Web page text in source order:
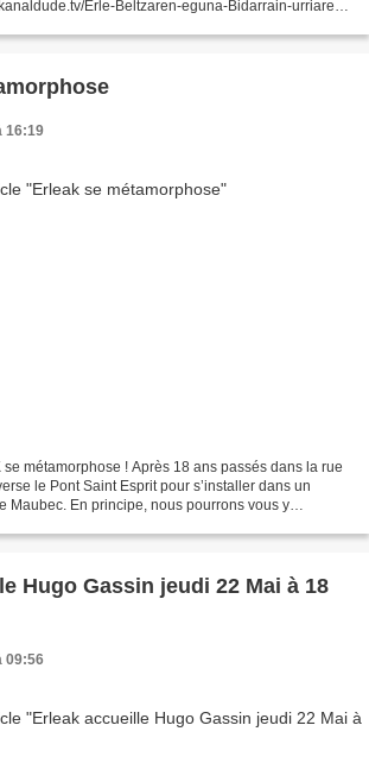
Erle-Beltzaren-eguna-Bidarrain-urriaren-
16:19
se métamorphose ! Après 18 ans passés dans la rue
le Pont Saint Esprit pour s’installer dans un
Maubec. En principe, nous pourrons vous y
Hugo Gassin jeudi 22 Mai à 18
09:56